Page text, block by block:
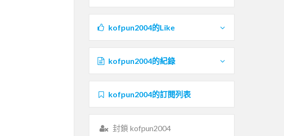
kofpun2004的Like
kofpun2004的紀錄
kofpun2004的訂閱列表
封鎖 kofpun2004